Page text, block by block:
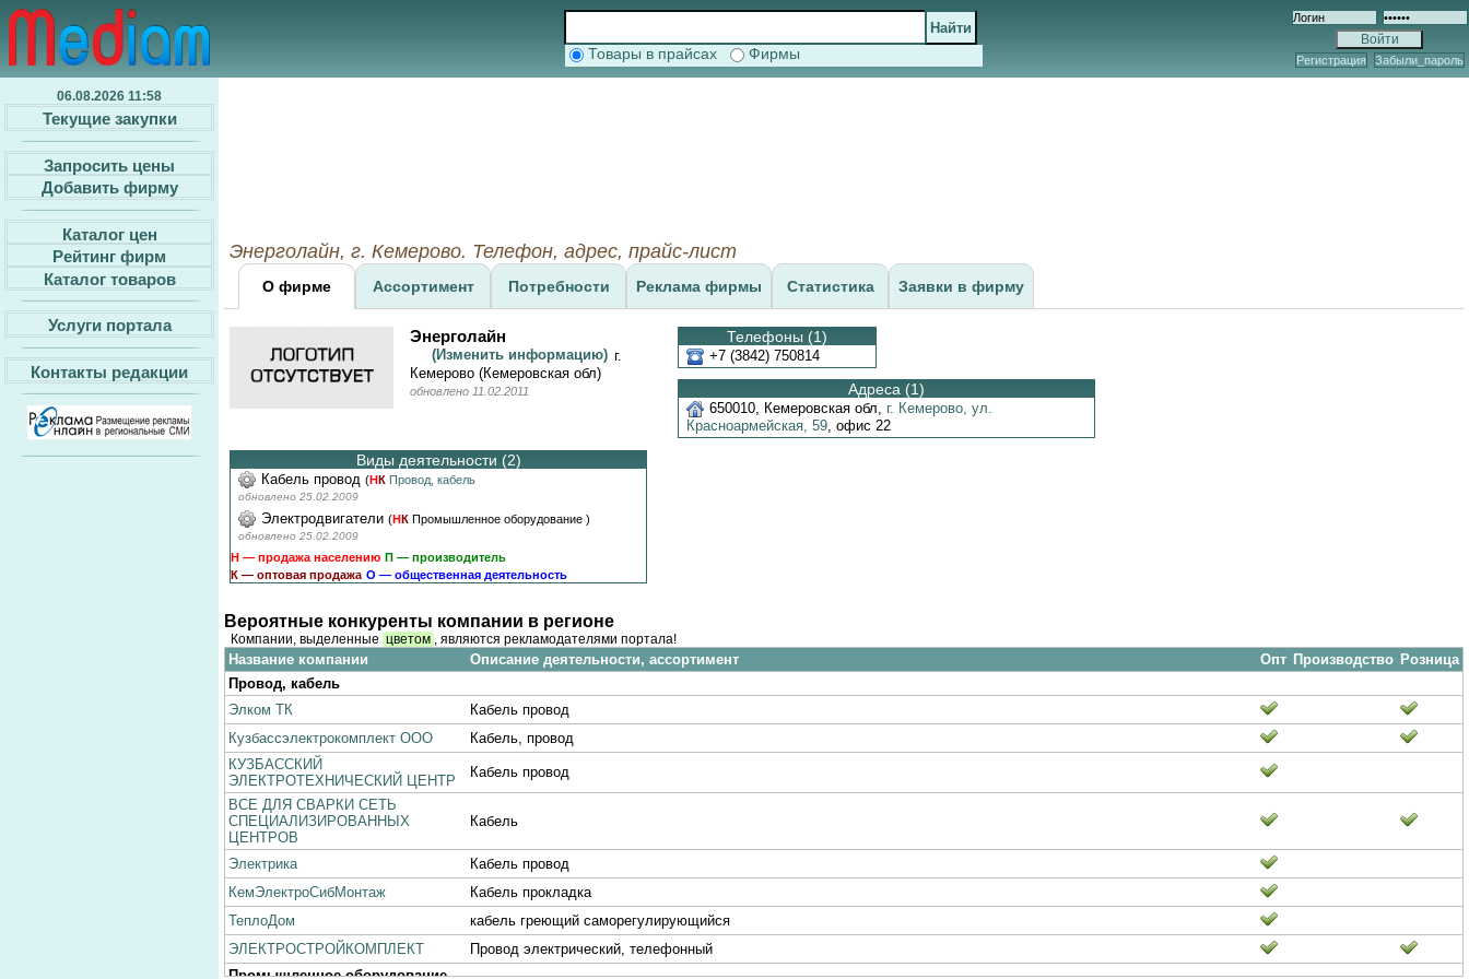
Товары в прайсах Фирмы Регистрация Забыли_пароль
06.08.2026 11:58
Текущие закупки
Запросить цены
Добавить фирму
Каталог цен
Рейтинг фирм
Каталог товаров
Услуги портала
Контакты редакции
Энерголайн, г. Кемерово. Телефон, адрес, прайс-лист
О фирме Ассортимент Потребности Реклама фирмы Статистика Заявки в фирму
Энерголайн
(Изменить информацию) г.
Кемерово (Кемеровская обл)
обновлено 11.02.2011
Виды деятельности (2)
Кабель провод (НК Провод, кабель
обновлено 25.02.2009
Электродвигатели (НК Промышленное оборудование )
обновлено 25.02.2009
Н — продажа населению П — производитель
К — оптовая продажа О — общественная деятельность
Телефоны (1)
+7 (3842) 750814
Адреса (1)
650010, Кемеровская обл, г. Кемерово, ул.
Красноармейская, 59, офис 22
Вероятные конкуренты компании в регионе
Компании, выделенные цветом , являются рекламодателями портала!
Название компании Описание деятельности, ассортимент Опт Производство Розница
Провод, кабель
Элком ТК
Кабель провод
Кузбассэлектрокомплект ООО
Кабель, провод
КУЗБАССКИЙ
ЭЛЕКТРОТЕХНИЧЕСКИЙ ЦЕНТР
Кабель провод
ВСЕ ДЛЯ СВАРКИ СЕТЬ
СПЕЦИАЛИЗИРОВАННЫХ
ЦЕНТРОВ
Кабель
Электрика
Кабель провод
КемЭлектроСибМонтаж
Кабель прокладка
ТеплоДом
кабель греющий саморегулирующийся
ЭЛЕКТРОСТРОЙКОМПЛЕКТ
Провод электрический, телефонный
Промышленное оборудование